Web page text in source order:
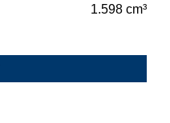
1.598 cm³